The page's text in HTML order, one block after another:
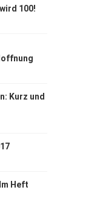
100!
Kurz und
Heft